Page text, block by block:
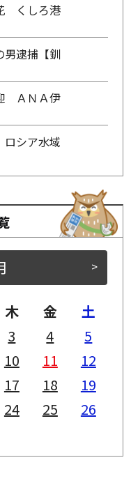
くしろ港
男逮捕【釧
ＡＮＡ伊
ロシア水域
>
木 金
土
3 4
5
10 11
12
17 18
19
24 25
26